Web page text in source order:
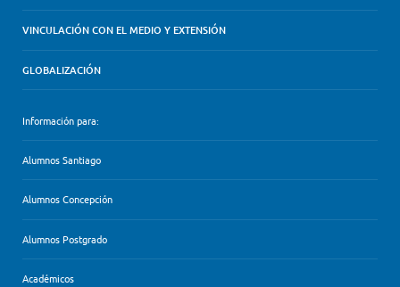
VINCULACIÓN CON EL MEDIO Y EXTENSIÓN
GLOBALIZACIÓN
Información para:
Alumnos Santiago
Alumnos Concepción
Alumnos Postgrado
Académicos